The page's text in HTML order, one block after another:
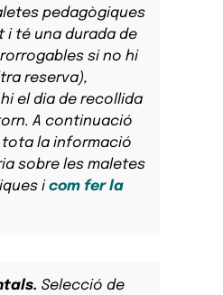
pedagògiques
i té una durada de
si no hi
reserva),
el dia de recollida
A continuació
la informació
sobre les maletes
i com fer la
Selecció de